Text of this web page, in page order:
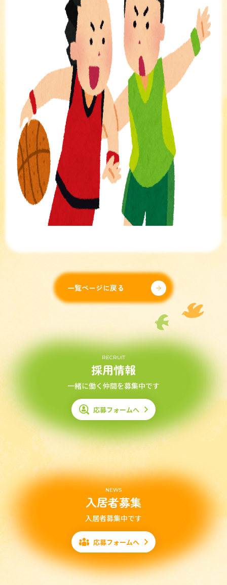
一覧ページに戻る
RECRUIT
採用情報
一緒に働く仲間を募集中です
応募フォームへ
NEWS
入居者募集
入居者募集中です
応募フォームへ